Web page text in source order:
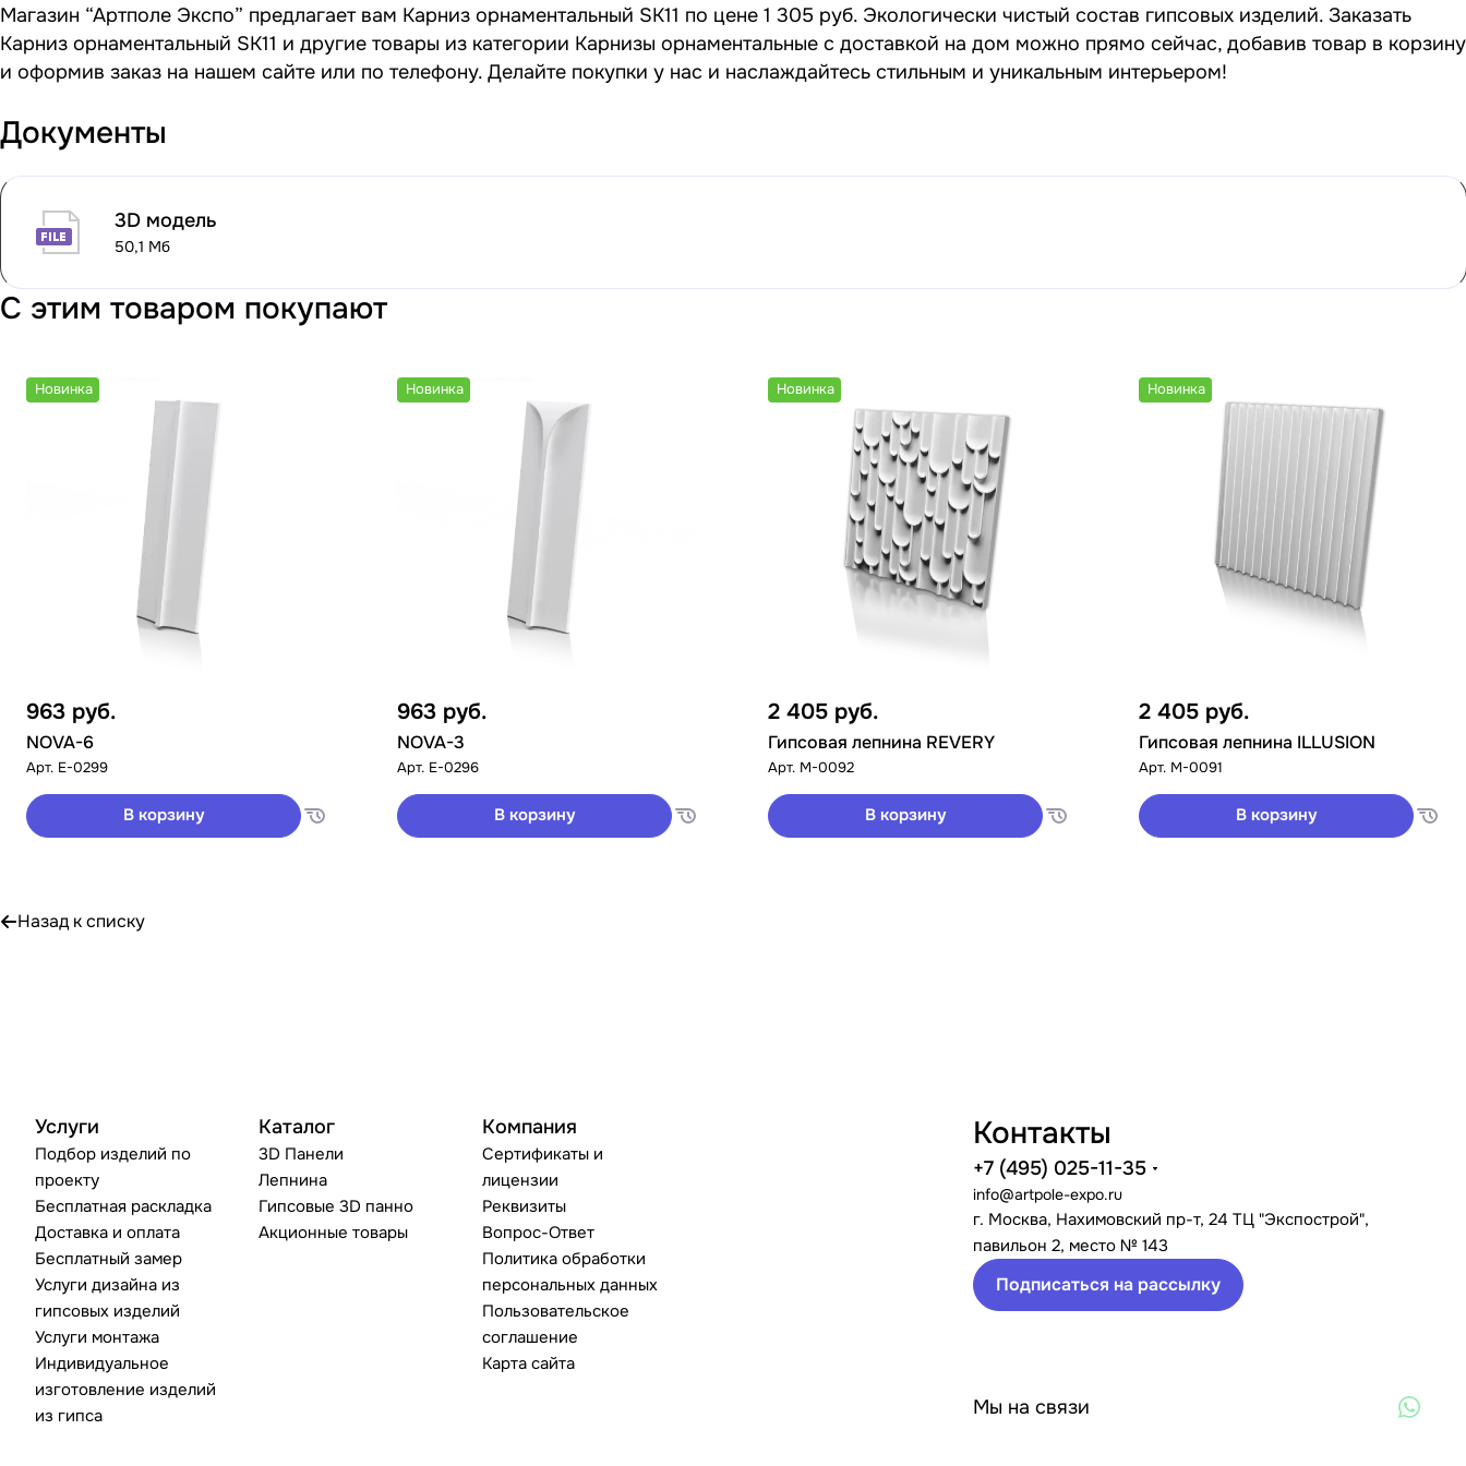
Магазин “Артполе Экспо” предлагает вам Карниз орнаментальный SK11 по цене 1 305 руб. Экологически чистый состав гипсовых изделий. Заказать
Карниз орнаментальный SK11 и другие товары из категории Карнизы орнаментальные с доставкой на дом можно прямо сейчас, добавив товар в корзину
и оформив заказ на нашем сайте или по телефону. Делайте покупки у нас и наслаждайтесь стильным и уникальным интерьером!
Документы
3D модель
50,1 Мб
С этим товаром покупают
Новинка
963 руб.
NOVA-6
Арт. E-0299
В корзину
Новинка
963 руб.
NOVA-3
Арт. E-0296
В корзину
Новинка
2 405 руб.
Гипсовая лепнина REVERY
Арт. M-0092
В корзину
Новинка
2 405 руб.
Гипсовая лепнина ILLUSION
Арт. M-0091
В корзину
Назад к списку
Услуги
Подбор изделий по
проекту
Бесплатная раскладка
Доставка и оплата
Бесплатный замер
Услуги дизайна из
гипсовых изделий
Услуги монтажа
Индивидуальное
изготовление изделий
из гипса
Каталог
3D Панели
Лепнина
Гипсовые 3D панно
Акционные товары
Компания
Сертификаты и
лицензии
Реквизиты
Вопрос-Ответ
Политика обработки
персональных данных
Пользовательское
соглашение
Карта сайта
Контакты
+7 (495) 025-11-35
info@artpole-expo.ru
г. Москва, Нахимовский пр-т, 24 ТЦ "Экспострой",
павильон 2, место № 143
Подписаться на рассылку
Мы на связи